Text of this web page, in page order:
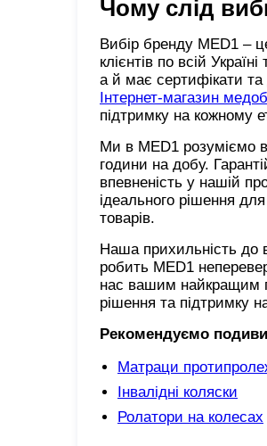
Чому слід
Вибір бренду MED1 –
клієнтів по всій
а й має сертифікати та
Інтернет-магазин
підтримку на кожному
Ми в MED1 розуміємо
години на добу.
впевненість у нашій
ідеального рішення
товарів.
Наша прихильність до
робить MED1
нас вашим найкращим
рішення та підтримку
Рекомендуємо
Матраци
Інвалідні коляски
Ролатори на колесах